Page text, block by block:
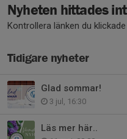
Nyheten hittades
Kontrollera länken du
Tidigare nyheter
Glad sommar!
3 jul, 16:30
Läs mer här..